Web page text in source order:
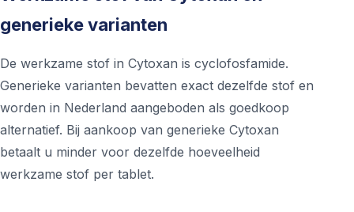
generieke varianten
De werkzame stof in Cytoxan is cyclofosfamide.
Generieke varianten bevatten exact dezelfde stof en
worden in Nederland aangeboden als goedkoop
alternatief. Bij aankoop van generieke Cytoxan
betaalt u minder voor dezelfde hoeveelheid
werkzame stof per tablet.